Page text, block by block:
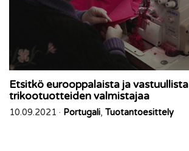
Etsitkö eurooppalaista ja vastuullista
trikootuotteiden valmistajaa
10.09.2021 · Portugali, Tuotantoesittely